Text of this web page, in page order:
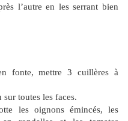
l’autre en les serrant bien
fonte, mettre 3 cuillères à
toutes les faces.
les oignons émincés, les